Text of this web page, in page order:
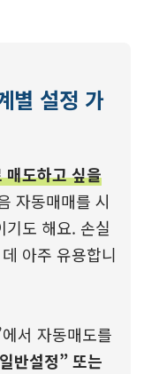
별 설정 가
매도하고 싶을
자동매매를 시
도 해요. 손실
아주 유용합니
서 자동매도를
반설정” 또는